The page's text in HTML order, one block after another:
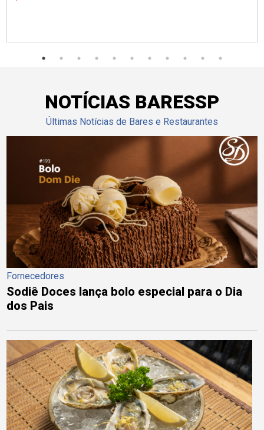
NOTÍCIAS BARESSP
Últimas Notícias de Bares e Restaurantes
Fornecedores
Sodiê Doces lança bolo especial para o Dia
dos Pais